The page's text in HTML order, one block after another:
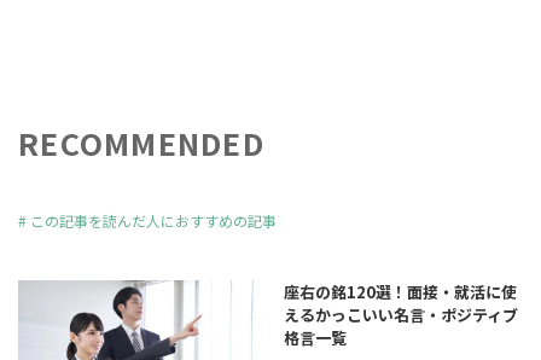
RECOMMENDED
# この記事を読んだ人におすすめの記事
座右の銘120選！面接・就活に使
えるかっこいい名言・ポジティブ
格言一覧